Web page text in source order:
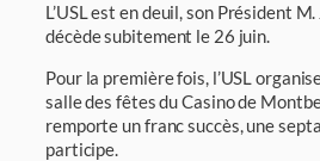
L’USL est en deuil, son Président
décède subitement le 26 juin.
Pour la première fois, l’USL
salle des fêtes du Casino de
remporte un franc succès, une
participe.